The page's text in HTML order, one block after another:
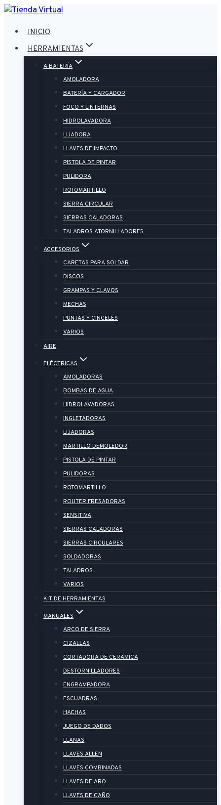
Saltar
contenido
INICIO
HERRAMIENTAS
A BATERÍA
AMOLADORA
BATERÍA Y CARGADOR
FOCO Y LINTERNAS
HIDROLAVADORA
LIJADORA
LLAVES DE IMPACTO
PISTOLA DE PINTAR
PULIDORA
ROTOMARTILLO
SIERRA CIRCULAR
SIERRAS CALADORAS
TALADROS ATORNILLADORES
ACCESORIOS
CARETAS PARA SOLDAR
DISCOS
GRAMPAS Y CLAVOS
MECHAS
PUNTAS Y CINCELES
VARIOS
AIRE
ELÉCTRICAS
AMOLADORAS
BOMBAS DE AGUA
HIDROLAVADORAS
INGLETADORAS
LIJADORAS
MARTILLO DEMOLEDOR
PISTOLA DE PINTAR
PULIDORAS
ROTOMARTILLO
ROUTER FRESADORAS
SENSITIVA
SIERRAS CALADORAS
SIERRAS CIRCULARES
SOLDADORAS
TALADROS
VARIOS
KIT DE HERRAMIENTAS
MANUALES
ARCO DE SIERRA
CIZALLAS
CORTADORA DE CERÁMICA
DESTORNILLADORES
ENGRAMPADORA
ESCUADRAS
HACHAS
JUEGO DE DADOS
LLANAS
LLAVES ALLEN
LLAVES COMBINADAS
LLAVES DE ARO
LLAVES DE CAÑO